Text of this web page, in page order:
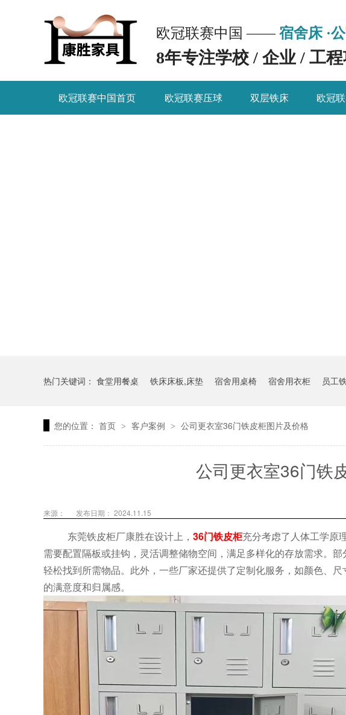
欧冠联赛中国 ——宿舍床 ·
8年专注学校 / 企业 / 工
欧冠联赛中国首页 欧冠联赛压球 双层铁床 欧冠
热门关键词： 食堂用餐桌 铁床床板,床垫 宿舍用桌椅 宿舍用衣柜 员工
您的位置： 首页 > 客户案例 > 公司更衣室36门铁皮柜图片及价格
公司更衣室36门铁
来源： 发布日期： 2024.11.15
东莞铁皮柜厂康胜在设计上， 36门铁皮柜充分考虑了人体工学原
需要配置隔板或挂钩，灵活调整储物空间，满足多样化的存放需求。
轻松找到所需物品。此外，一些厂家还提供了定制化服务，如颜色、
的满意度和归属感。